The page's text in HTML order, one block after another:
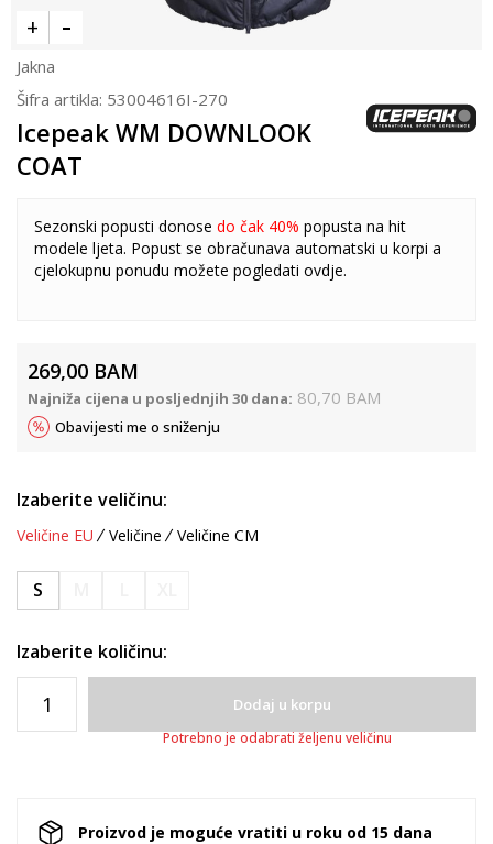
Jakna
Šifra artikla: 53004616I-270
Icepeak WM DOWNLOOK
COAT
Sezonski popusti donose do čak 40% popusta na hit
modele ljeta. Popust se obračunava automatski u korpi a
cjelokupnu ponudu možete pogledati ovdje.
269,00 BAM
Najniža cijena u posljednjih 30 dana: 80,70 BAM
Obavijesti me o sniženju
Izaberite veličinu:
Veličine EU Veličine Veličine CM
S
Izaberite količinu:
Dodaj u korpu
Potrebno je odabrati željenu veličinu
Proizvod je moguće vratiti u roku od 15 dana